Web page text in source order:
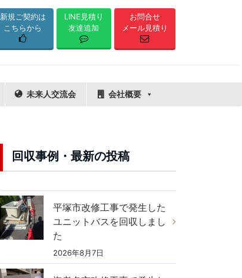
新規ご契約は
こちらから
LINE見積り
友達追加
お問合せ
メール見積り
未来人交流会 会社概要
回収事例・最新の投稿
平塚市改修工事で発生した
ユニットバスを回収しまし
た
2026年8月7日